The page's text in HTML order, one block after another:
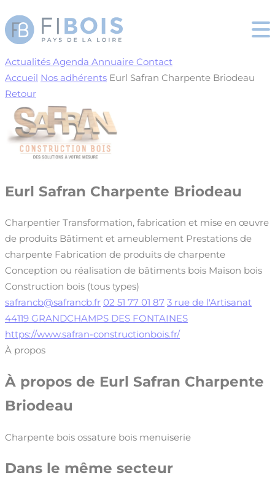
Actualités Agenda Annuaire Contact
Accueil Nos adhérents Eurl Safran Charpente Briodeau
Retour
Eurl Safran Charpente Briodeau
Charpentier Transformation, fabrication et mise en œuvre
de produits Bâtiment et ameublement Prestations de
charpente Fabrication de produits de charpente
Conception ou réalisation de bâtiments bois Maison bois
Construction bois (tous types)
safrancb@safrancb.fr 02 51 77 01 87 3 rue de l'Artisanat
44119 GRANDCHAMPS DES FONTAINES
https://www.safran-constructionbois.fr/
À propos
À propos de Eurl Safran Charpente
Briodeau
Charpente bois ossature bois menuiserie
Dans le même secteur